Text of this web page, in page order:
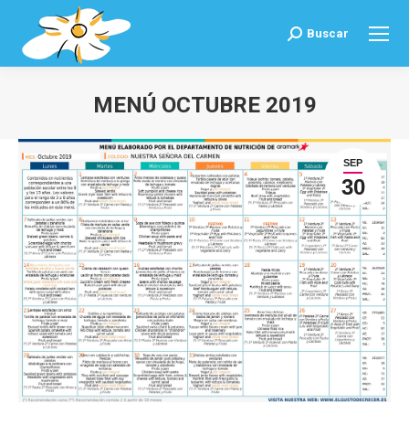
Buscar:
Buscar
MENÚ OCTUBRE 2019
SEP
30